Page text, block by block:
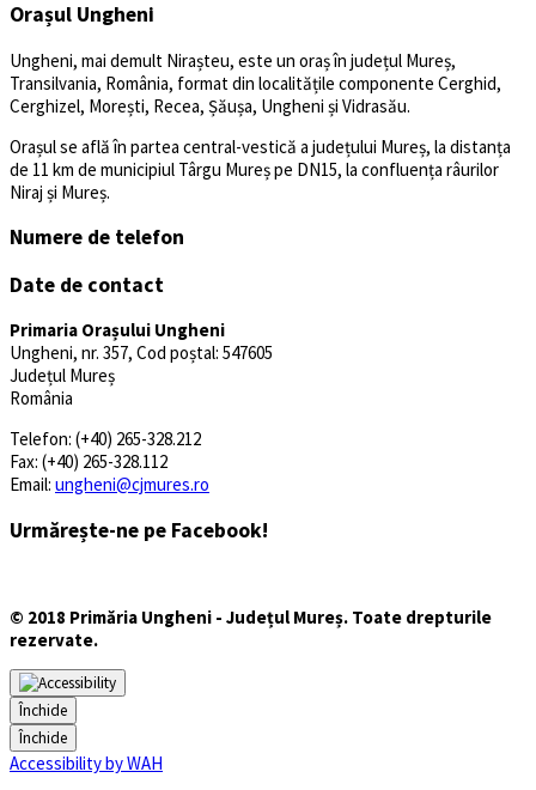
Orașul Ungheni
Ungheni, mai demult Nirașteu, este un oraș în județul Mureș,
Transilvania, România, format din localitățile componente Cerghid,
Cerghizel, Morești, Recea, Șăușa, Ungheni și Vidrasău.
Orașul se află în partea central-vestică a județului Mureș, la distanța
de 11 km de municipiul Târgu Mureș pe DN15, la confluența râurilor
Niraj și Mureș.
Numere de telefon
Date de contact
Primaria Orașului Ungheni
Ungheni, nr. 357, Cod poștal: 547605
Județul Mureș
România
Telefon: (+40) 265-328.212
Fax: (+40) 265-328.112
Email: ungheni@cjmures.ro
Urmărește-ne pe Facebook!
© 2018 Primăria Ungheni - Județul Mureș. Toate drepturile
rezervate.
Închide
Închide
Accessibility by WAH